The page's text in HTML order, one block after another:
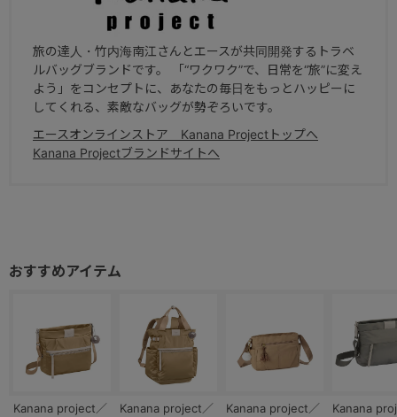
旅の達人・竹内海南江さんとエースが共同開発するトラベ
ルバッグブランドです。 「“ワクワク”で、日常を“旅”に変え
よう」をコンセプトに、あなたの毎日をもっとハッピーに
してくれる、素敵なバッグが勢ぞろいです。
エースオンラインストア Kanana Projectトップへ
Kanana Projectブランドサイトへ
Kanana project／
Kanana project／
Kanana project／
Kanana